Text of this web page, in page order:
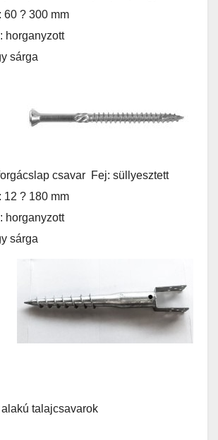
60 ? 300 mm
horganyzott
sárga
csavar Fej: süllyesztett
12 ? 180 mm
horganyzott
sárga
talajcsavarok